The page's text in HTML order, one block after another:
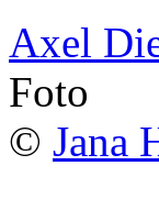
Axel
Foto
© Jana